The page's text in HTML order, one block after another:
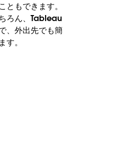
ともできます。
ろん、Tableau
、外出先でも簡
す。